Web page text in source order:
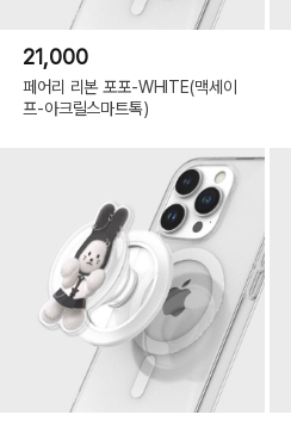
21,000
페어리 리본 포포-WHITE(맥세이
프-아크릴스마트톡)